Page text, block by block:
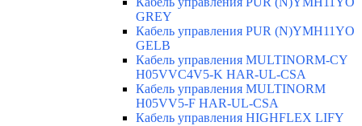
GREY
Кабель управления PUR (N)YMH11YO
GELB
Кабель управления MULTINORM-CY
H05VVC4V5-K HAR-UL-CSA
Кабель управления MULTINORM
H05VV5-F HAR-UL-CSA
Кабель управления HIGHFLEX LIFY